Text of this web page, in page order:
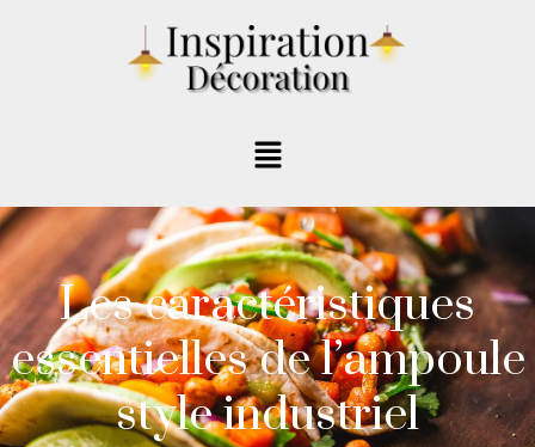
Les caractéristiques
essentielles de l’ampoule
style industriel